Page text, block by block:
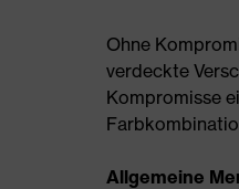
Ohne
verdeckte
Kompromisse
Allgemeine